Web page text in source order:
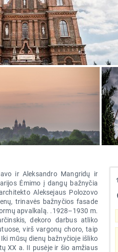
ir Aleksandro Mangridų ir
Ėmimo į dangų bažnyčia
Aleksejaus Polozovo
trinavės bažnyčios fasade
apvalkalą. .1928–1930 m.
dekoro darbus atliko
virš vargonų choro, taip
mūsų dienų bažnyčioje išliko
XX a. II pusėje ir šio amžiaus